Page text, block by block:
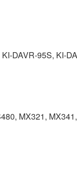
DAVR-95S, KI-
MX321,